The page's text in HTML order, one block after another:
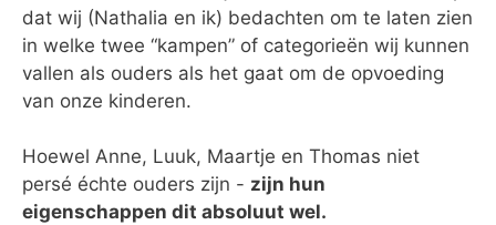
dat wij (Nathalia en ik) bedachten om te laten zien
in welke twee “kampen” of categorieën wij kunnen
vallen als ouders als het gaat om de opvoeding
van onze kinderen.
Hoewel Anne, Luuk, Maartje en Thomas niet
persé échte ouders zijn - zijn hun
eigenschappen dit absoluut wel.